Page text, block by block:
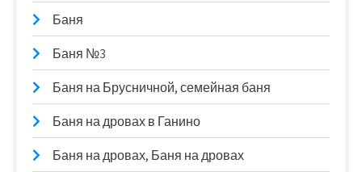
Баня
Баня №3
Баня на Брусничной, семейная баня
Баня на дровах в Ганино
Баня на дровах, Баня на дровах